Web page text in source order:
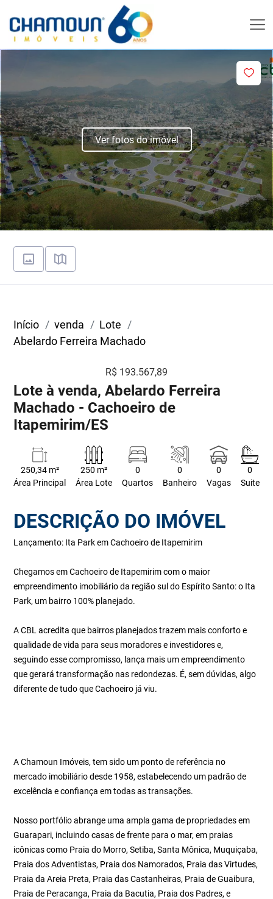
Ver fotos do imóvel
Início venda
Lote
Abelardo Ferreira Machado
R$ 193.567,89
Lote à venda, Abelardo Ferreira
Machado - Cachoeiro de
Itapemirim/ES
250,34 m²
Área Principal
250 m²
Área Lote
0
Quartos
0
Banheiro
0
Vagas
0
Suite
DESCRIÇÃO DO IMÓVEL
Lançamento: Ita Park em Cachoeiro de Itapemirim
Chegamos em Cachoeiro de Itapemirim com o maior
empreendimento imobiliário da região sul do Espírito Santo: o Ita
Park, um bairro 100% planejado.
A CBL acredita que bairros planejados trazem mais conforto e
qualidade de vida para seus moradores e investidores e,
seguindo esse compromisso, lança mais um empreendimento
que gerará transformação nas redondezas. É, sem dúvidas, algo
diferente de tudo que Cachoeiro já viu.
A Chamoun Imóveis, tem sido um ponto de referência no
mercado imobiliário desde 1958, estabelecendo um padrão de
excelência e confiança em todas as transações.
Nosso portfólio abrange uma ampla gama de propriedades em
Guarapari, incluindo casas de frente para o mar, em praias
icônicas como Praia do Morro, Setiba, Santa Mônica, Muquiçaba,
Praia dos Adventistas, Praia dos Namorados, Praia das Virtudes,
Praia da Areia Preta, Praia das Castanheiras, Praia de Guaibura,
Praia de Peracanga, Praia da Bacutia, Praia dos Padres, e